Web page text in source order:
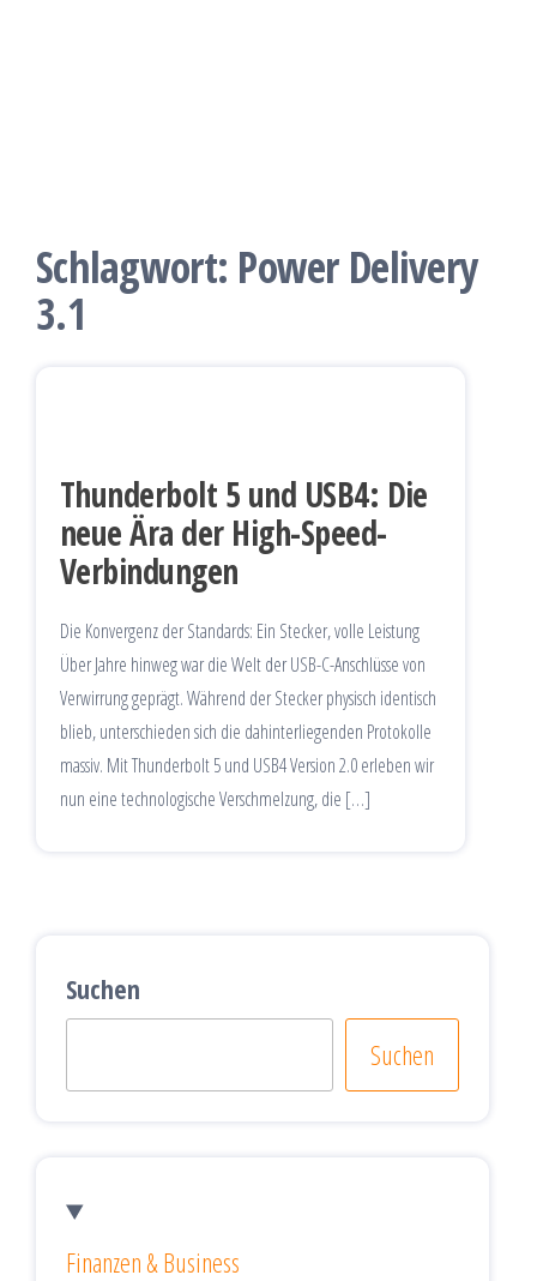
Schlagwort: Power Delivery
3.1
Thunderbolt 5 und USB4: Die
neue Ära der High-Speed-
Verbindungen
Die Konvergenz der Standards: Ein Stecker, volle Leistung
Über Jahre hinweg war die Welt der USB-C-Anschlüsse von
Verwirrung geprägt. Während der Stecker physisch identisch
blieb, unterschieden sich die dahinterliegenden Protokolle
massiv. Mit Thunderbolt 5 und USB4 Version 2.0 erleben wir
nun eine technologische Verschmelzung, die […]
Suchen
Suchen
Finanzen & Business